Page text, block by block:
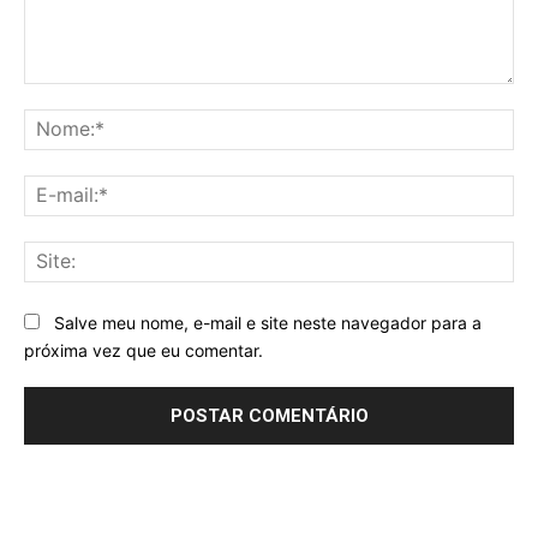
Salve meu nome, e-mail e site neste navegador para a
próxima vez que eu comentar.